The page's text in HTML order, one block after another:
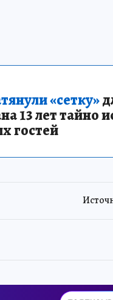
«сетку»
13 лет тайно
гостей